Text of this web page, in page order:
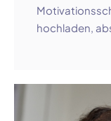
hochladen,